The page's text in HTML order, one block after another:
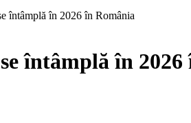
întâmplă în 2026 în România
întâmplă în 2026